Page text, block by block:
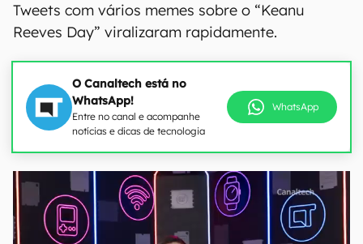
Tweets com vários memes sobre o “Keanu
Reeves Day” viralizaram rapidamente.
O Canaltech está no
WhatsApp!
Entre no canal e acompanhe
notícias e dicas de tecnologia
WhatsApp